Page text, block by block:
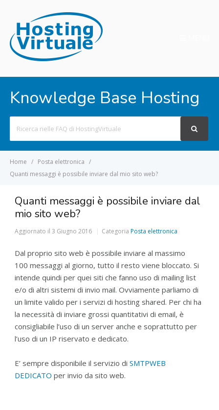
Knowledge Base Hosting
For
Home
Posta elettronica
Quanti messaggi è possibile inviare dal mio sito web?
Quanti messaggi è possibile inviare dal
mio sito web?
Aggiornato il 3 Giugno 2016 Categoria Posta elettronica
Dal proprio sito web è possibile inviare al massimo
100 messaggi al giorno, tutto il resto viene bloccato. Si
intende quindi per quei siti che fanno uso di mailing list
e/o di altri sistemi di invio mail. Ovviamente parliamo di
un limite valido per i servizi di hosting shared. Per chi ha
la necessità di inviare grossi quantitativi di email, è
consigliabile l’uso di un server anche e soprattutto per
l’uso di un IP riservato e dedicato.
E’ sempre disponibile il servizio di SMTPWEB
DEDICATO per invio da sito web.